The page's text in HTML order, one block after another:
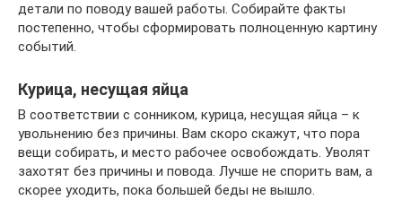
детали по поводу вашей работы. Собирайте факты
постепенно, чтобы сформировать полноценную картину
событий.
Курица, несущая яйца
В соответствии с сонником, курица, несущая яйца – к
увольнению без причины. Вам скоро скажут, что пора
вещи собирать, и место рабочее освобождать. Уволят
захотят без причины и повода. Лучше не спорить вам, а
скорее уходить, пока большей беды не вышло.